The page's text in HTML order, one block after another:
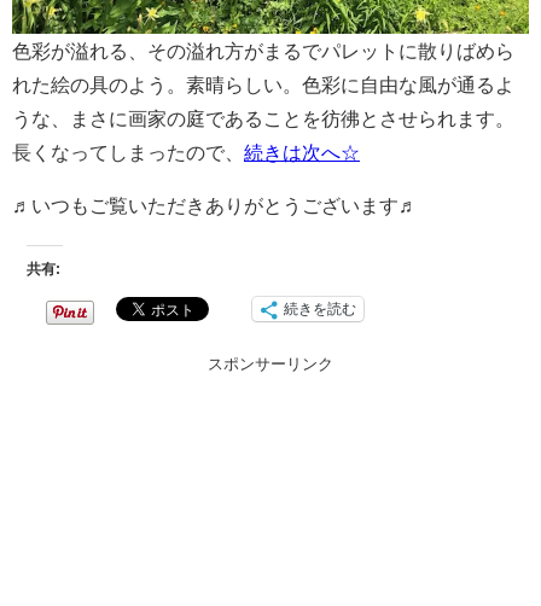
色彩が溢れる、その溢れ方がまるでパレットに散りばめら
れた絵の具のよう。素晴らしい。色彩に自由な風が通るよ
うな、まさに画家の庭であることを彷彿とさせられます。
長くなってしまったので、 続きは次へ☆
♬いつもご覧いただきありがとうございます♬
共有:
続きを読む
スポンサーリンク